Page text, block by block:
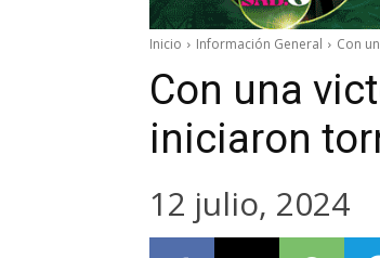
Inicio Información General Con
Con una
iniciaron
12 julio, 2024